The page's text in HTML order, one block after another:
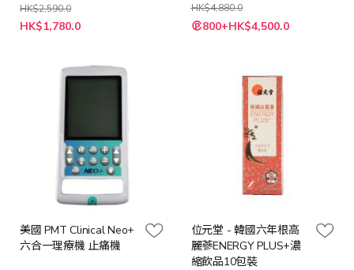
HK$2,590.0
特
殊
HK$1,780.0
HK$4,880.0
特
殊 800+HK$4,500.0
美國 PMT Clinical Neo+
六合一理療機 止痛機
位元堂 - 韓國六年根高
麗蔘ENERGY PLUS+濃
縮飲品10包裝